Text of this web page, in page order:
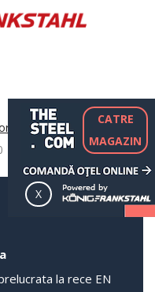
S235 S355 S275/
la rece EN
CATRE
MAGAZIN